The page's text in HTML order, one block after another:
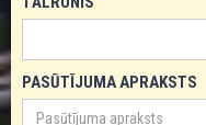
PASŪTĪJUMA APRAKSTS